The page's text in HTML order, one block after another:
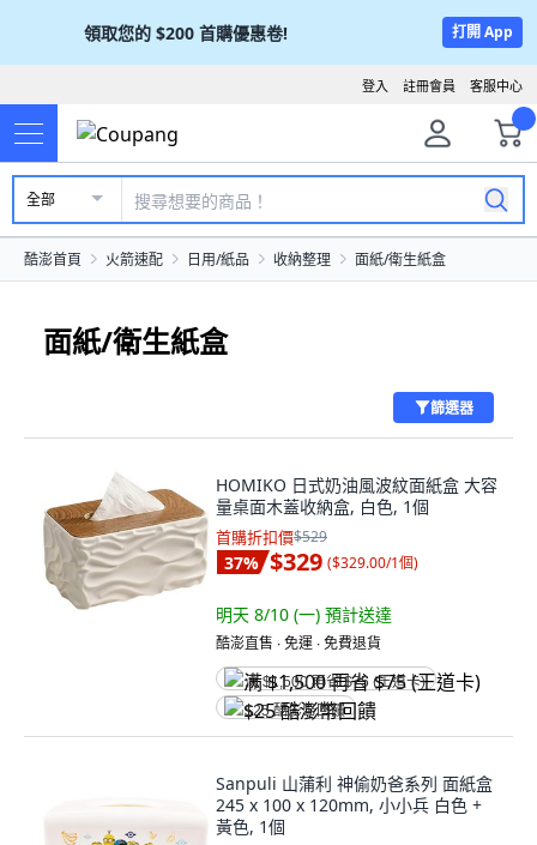
領取您的 $200 首購優惠卷! 打開 App
客服中心
註冊會員
登入
全部
酷澎首頁 火箭速配 日用/紙品 收納整理 面紙/衛生紙盒
面紙/衛生紙盒
篩選器
HOMIKO 日式奶油風波紋面紙盒 大容
量桌面木蓋收納盒, 白色, 1個
首購折扣價$529
37% $329 ($329.00/1個)
明天 8/10 (一) 預計送達
酷澎直售 ∙ 免運 ∙ 免費退貨
满 $1,500 再省 $75 (王道卡)
$25 酷澎幣回饋
Sanpuli 山蒲利 神偷奶爸系列 面紙盒
245 x 100 x 120mm, 小小兵 白色 +
黃色, 1個